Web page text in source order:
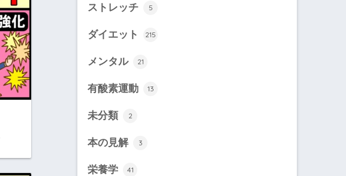
ストレッチ 5
ダイエット 215
メンタル 21
有酸素運動 13
未分類 2
本の見解 3
栄養学 41